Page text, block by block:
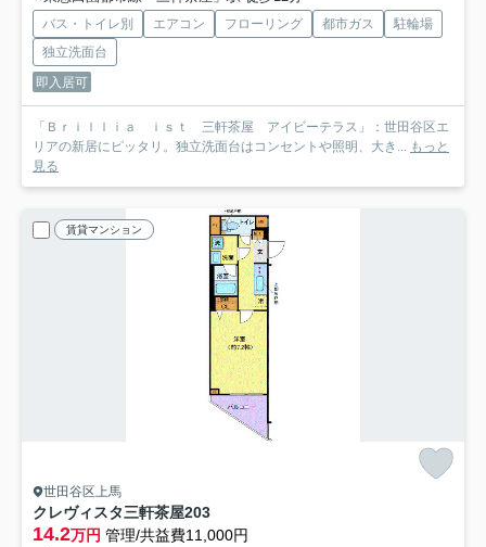
バス・トイレ別 エアコン フローリング 都市ガス
駐輪場
独立洗面台
即入居可
「Ｂｒｉｌｌｉａ ｉｓｔ 三軒茶屋 アイビーテラス」：世田谷区エ
リアの新居にピッタリ。独立洗面台はコンセントや照明、大き... もっと
見る
賃貸マンション
世田谷区上馬
クレヴィスタ三軒茶屋203
14.2万円 管理/共益費11,000円